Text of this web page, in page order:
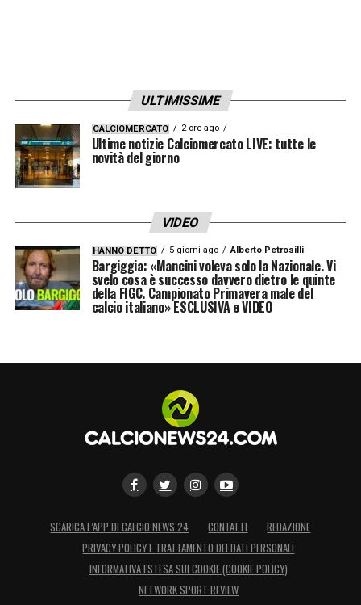
ULTIMISSIME
CALCIOMERCATO 2 ore ago
Ultime notizie Calciomercato LIVE: tutte le
novità del giorno
VIDEO
HANNO DETTO 5 giorni ago Alberto Petrosilli
Bargiggia: «Mancini voleva solo la Nazionale. Vi
svelo cosa è successo davvero dietro le quinte
della FIGC. Campionato Primavera male del
calcio italiano» ESCLUSIVA e VIDEO
SCARICA L’APP DI CALCIO NEWS 24 CONTATTI
REDAZIONE
PRIVACY POLICY E TRATTAMENTO DEI DATI PERSONALI
INFORMATIVA ESTESA SUI COOKIE (COOKIE POLICY)
NETWORK SPORT REVIEW